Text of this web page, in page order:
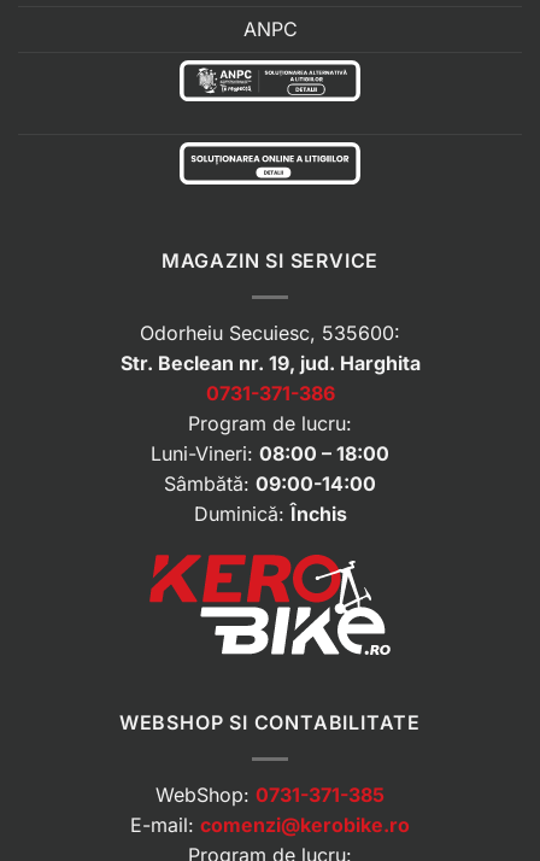
ANPC
MAGAZIN SI SERVICE
Odorheiu Secuiesc, 535600:
Str. Beclean nr. 19, jud. Harghita
0731-371-386
Program de lucru:
Luni-Vineri: 08:00 – 18:00
Sâmbătă: 09:00-14:00
Duminică:Închis
WEBSHOP SI CONTABILITATE
WebShop: 0731-371-385
E-mail: comenzi@kerobike.ro
Program de lucru: